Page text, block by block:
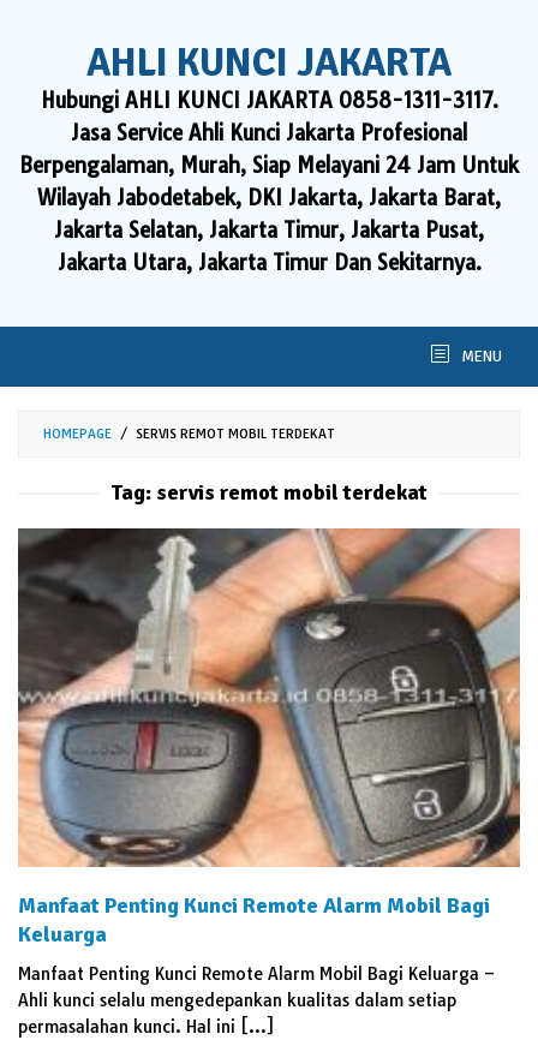
AHLI KUNCI JAKARTA
Hubungi AHLI KUNCI JAKARTA 0858-1311-3117.
Jasa Service Ahli Kunci Jakarta Profesional
Berpengalaman, Murah, Siap Melayani 24 Jam Untuk
Wilayah Jabodetabek, DKI Jakarta, Jakarta Barat,
Jakarta Selatan, Jakarta Timur, Jakarta Pusat,
Jakarta Utara, Jakarta Timur Dan Sekitarnya.
MENU
HOMEPAGE / SERVIS REMOT MOBIL TERDEKAT
Tag: servis remot mobil terdekat
Manfaat Penting Kunci Remote Alarm Mobil Bagi
Keluarga
Manfaat Penting Kunci Remote Alarm Mobil Bagi Keluarga –
Ahli kunci selalu mengedepankan kualitas dalam setiap
permasalahan kunci. Hal ini […]